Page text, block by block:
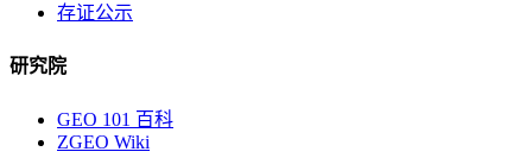
存证公示
研究院
GEO 101 百科
ZGEO Wiki